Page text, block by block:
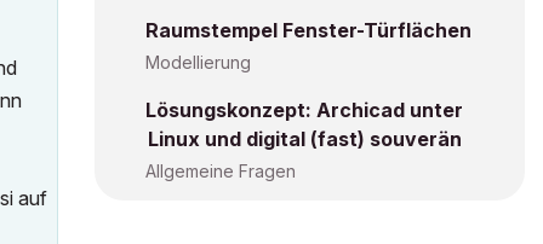
auf
Raumstempel Fenster-Türflächen
Modellierung
Lösungskonzept: Archicad unter
Linux und digital (fast) souverän
Allgemeine Fragen